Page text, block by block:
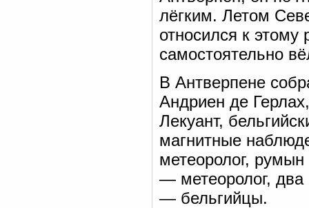
лёгким. Летом
относился к этому
самостоятельно
В Антверпене
Андриен де
Лекуант,
магнитные
метеоролог,
— метеоролог, два
— бельгийцы.